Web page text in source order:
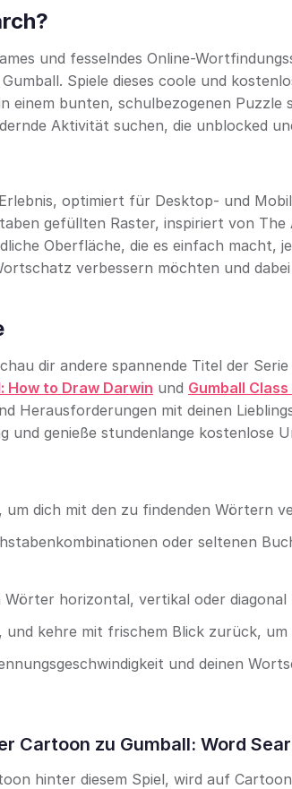
und fesselndes Online-
Spiele dieses coole und
einem bunten, schulbezogenen Puzzle
Aktivität suchen, die unblocked
optimiert für Desktop- und
gefüllten Raster, inspiriert von The
Oberfläche, die es einfach macht,
verbessern möchten und
dir andere spannende Titel der Serie
How to Draw Darwin und Gumball
Herausforderungen mit deinen
und genieße stundenlange kostenlose
um dich mit den zu findenden Wörtern
oder seltenen
horizontal, vertikal oder diagonal
kehre mit frischem Blick zurück,
und deinen
Cartoon zu Gumball: Word
hinter diesem Spiel, wird auf